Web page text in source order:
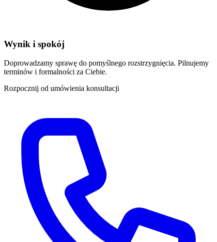
Wynik i spokój
Doprowadzamy sprawę do pomyślnego rozstrzygnięcia. Pilnujemy
terminów i formalności za Ciebie.
Rozpocznij od umówienia konsultacji